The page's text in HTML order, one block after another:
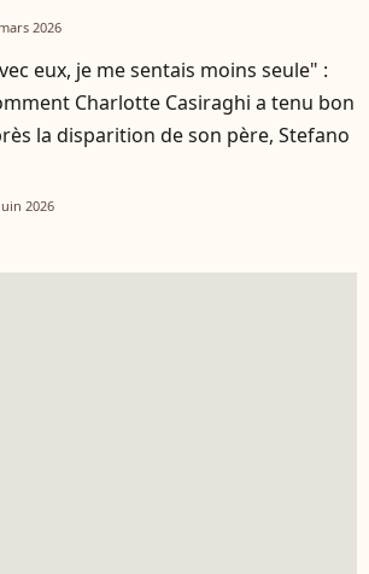
2026
eux, je me sentais moins seule" :
Charlotte Casiraghi a tenu bon
la disparition de son père, Stefano
2026